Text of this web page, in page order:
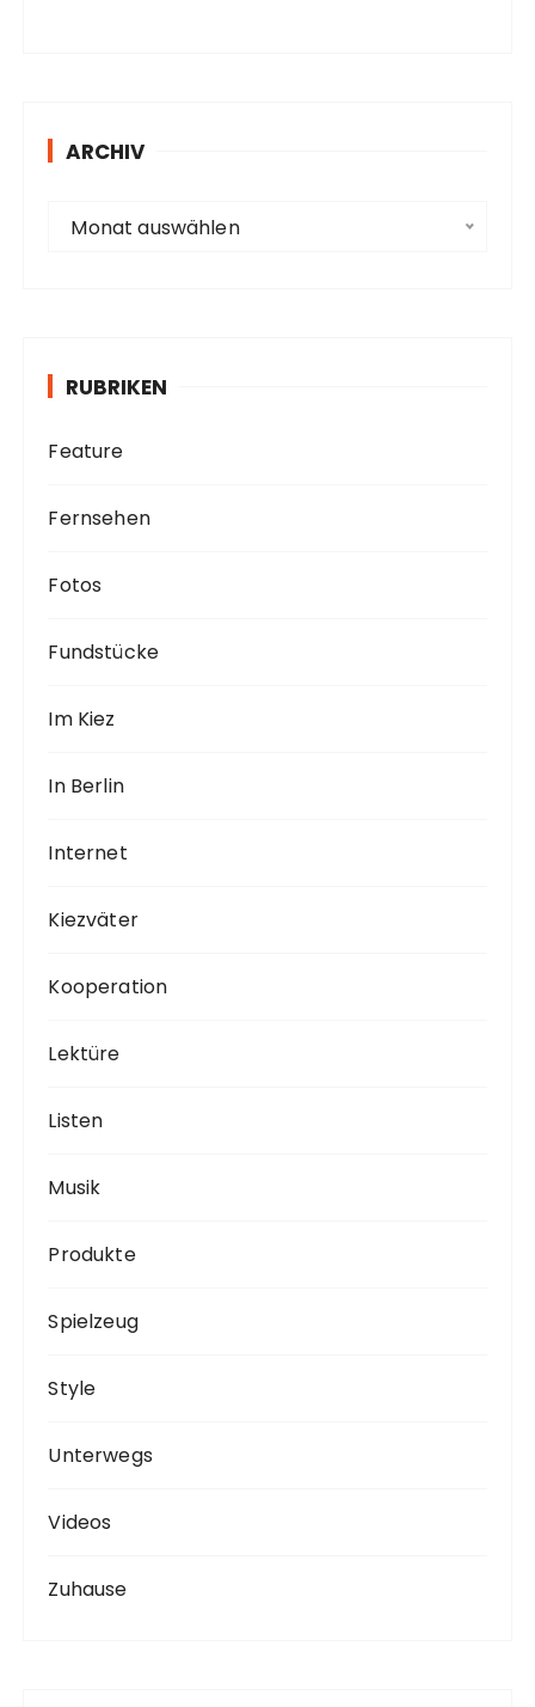
ARCHIV
Monat auswählen
RUBRIKEN
Feature
Fernsehen
Fotos
Fundstücke
Im Kiez
In Berlin
Internet
Kiezväter
Kooperation
Lektüre
Listen
Musik
Produkte
Spielzeug
Style
Unterwegs
Videos
Zuhause